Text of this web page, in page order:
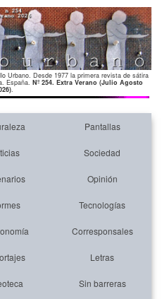
Urbano. Desde 1977 la primera revista de sátira
España. Nº 254. Extra Verano (Julio Agosto
.
Pantallas
Sociedad
Opinión
Tecnologías
Corresponsales
Letras
Sin barreras